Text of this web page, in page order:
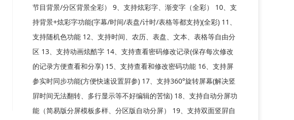
节目背景/分区背景全彩） 9、支持炫彩字、渐变字（全彩） 10、支
持背景+炫彩字功能(字幕/时间/表盘/计时/表格等都支持)(全彩) 11、
支持随机色功能 12、支持时间、农历、表盘、文本、表格等自由分
区 13、支持动画炫酷字 14、支持查看密码修改记录(保存每次修改
的记录方便查看和分享) 15、支持查看和修改密码功能 16、支持屏
参实时同步功能(方便快速设置屛参) 17、支持360°旋转屏幕(解决竖
屛时间无法翻转、多行显示等不好编辑的苦恼) 18、支持自动分屏功
能（简易版分屏模板多样、分区版自动分屏） 19、支持双面竖屛自